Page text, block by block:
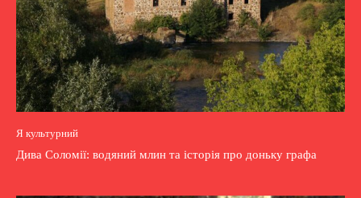
Я культурний
Дива Соломії: водяний млин та історія про доньку графа